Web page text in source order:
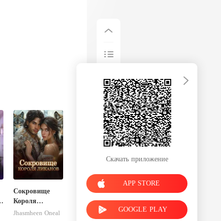
Сокровище
Короля
Ликанов
Jhasmheen Oneal
Скачать приложение
APP STORE
GOOGLE PLAY